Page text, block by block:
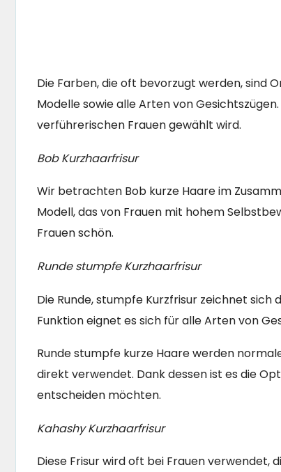
Die Farben, die oft bevorzugt werden, sind
Modelle sowie alle Arten von
verführerischen Frauen gewählt wird.
Bob Kurzhaarfrisur
Wir betrachten Bob kurze Haare im
Modell, das von Frauen mit hohem
Frauen schön.
Runde stumpfe Kurzhaarfrisur
Die Runde, stumpfe Kurzfrisur zeichnet sich
Funktion eignet es sich für alle Arten von
Runde stumpfe kurze Haare werden
direkt verwendet. Dank dessen ist es die
entscheiden möchten.
Kahashy Kurzhaarfrisur
Diese Frisur wird oft bei Frauen verwendet,